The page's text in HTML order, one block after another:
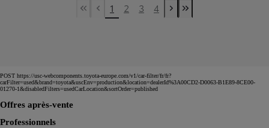
First Page
Previous page
1 2 3 4
Next page
Last Page
POST https://usc-webcomponents.toyota-europe.com/v1/car-filter/fr/fr?
carFilter=used&brand=toyota&uscEnv=production&location=dealerId%3A00CD2-D0063-B1E89-8CE00-
01270-1&disabledFilters=usedCarLocation&sortOrder=published
Offres après-vente
Professionnels